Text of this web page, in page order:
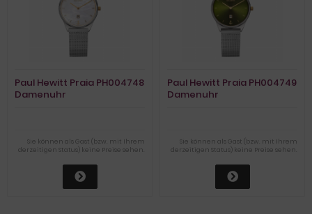
Paul Hewitt Praia PH004748
Damenuhr
Sie können als Gast (bzw. mit Ihrem
derzeitigen Status) keine Preise sehen.
Paul Hewitt Praia PH004749
Damenuhr
Sie können als Gast (bzw. mit Ihrem
derzeitigen Status) keine Preise sehen.